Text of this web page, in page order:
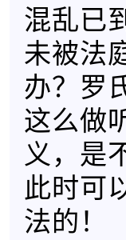
混乱已
未被法
办？罗
这么做
义，是
此时可
法的！